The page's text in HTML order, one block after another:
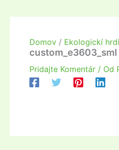
Domov Ekologickí
custom_e3603_sml
Pridajte Komentár / Od